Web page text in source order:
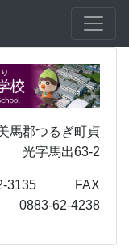
つるぎ町貞
光字馬出63-2
FAX
0883-62-4238